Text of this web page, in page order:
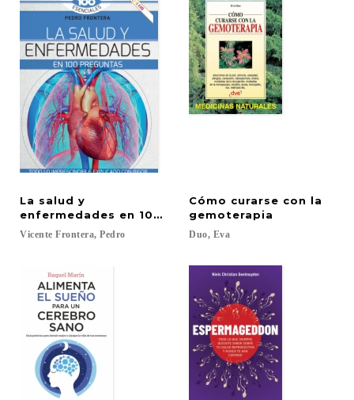
La salud y
enfermedades en 100 preguntas
Vicente Frontera, Pedro
Cómo curarse con la
gemoterapia
Duo, Eva